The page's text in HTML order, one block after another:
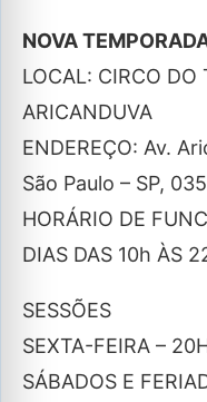
NOVA
LOCAL: CIRCO DO
ARICANDUVA
ENDEREÇO: Av.
São Paulo – SP,
HORÁRIO DE
DIAS DAS 10h ÀS
SESSÕES
SEXTA-FEIRA –
SÁBADOS E